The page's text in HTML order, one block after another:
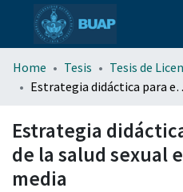
menu.section.about_menu
Home Tesis
Tesis de
Estrategia didáctica para
Estrategia
de la salud sexual
media